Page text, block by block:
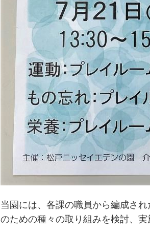
当園には、各課の職員から編成さ
のための種々の取り組みを検討、実